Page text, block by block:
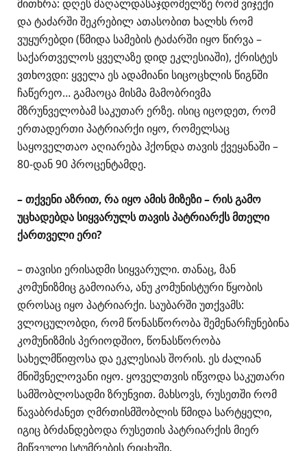
მითხრა: დღეს მაღალდასაჯდომელზე რომ ვიჯექი
და ტაძარში შეკრებილ ათასობით ხალხს რომ
ვუყურებდი (წმიდა სამების ტაძარში იყო წირვა –
საქართველოს ყველაზე დიდ ეკლესიაში), ქრისტეს
ვთხოვდი: ყველა ეს ადამიანი სიცოცხლის წიგნში
ჩაწერეო… გამაოცა მისმა მამობრივმა
მზრუნველობამ საკუთარ ერზე. ისიც იცოდეთ, რომ
ერთადერთი პატრიარქი იყო, რომელსაც
საყოველთაო აღიარება ჰქონდა თავის ქვეყანაში –
80-დან 90 პროცენტამდე.
– თქვენი აზრით, რა იყო ამის მიზეზი – რის გამო
უცხადებდა სიყვარულს თავის პატრიარქს მთელი
ქართველი ერი?
– თავისი ერისადმი სიყვარული. თანაც, მან
კომუნიზმიც გამოიარა, ანუ კომუნისტური წყობის
დროსაც იყო პატრიარქი. საუბარში უთქვამს:
ვლოცულობდი, რომ წონასწორობა შემენარჩუნებინა
კომუნიზმის პერიოდშიო, წონასწორობა
სახელმწიფოსა და ეკლესიას შორის. ეს ძალიან
მნიშვნელოვანი იყო. ყოველთვის იწვოდა საკუთარი
სამშობლოსადმი ზრუნვით. მახსოვს, რუსეთში რომ
წავაბრძანეთ ღმრთისმშობლის წმიდა სარტყელი,
იგიც ბრძანდებოდა რუსეთის პატრიარქის მიერ
მიწვეული სტუმრების რიცხვში.